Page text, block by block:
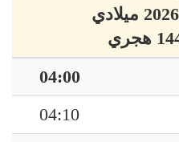
04:00
04:10